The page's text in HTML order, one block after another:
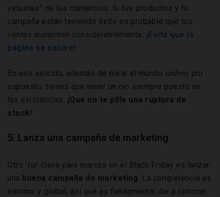
virtuales” de los comercios. Si tus productos y tu
campaña están teniendo éxito es probable que tus
ventas aumenten considerablemente. ¡Evita que la
página se sature!
En ese sentido, además de mirar al mundo online, por
supuesto, tienes que tener un ojo siempre puesto en
las existencias. ¡Que no te pille una ruptura de
stock!
5. Lanza una campaña de marketing
Otro ‘tip’ clave para marcas en el Black Friday es lanzar
una buena campaña de marketing. La competencia es
enorme y global, así que es fundamental dar a conocer